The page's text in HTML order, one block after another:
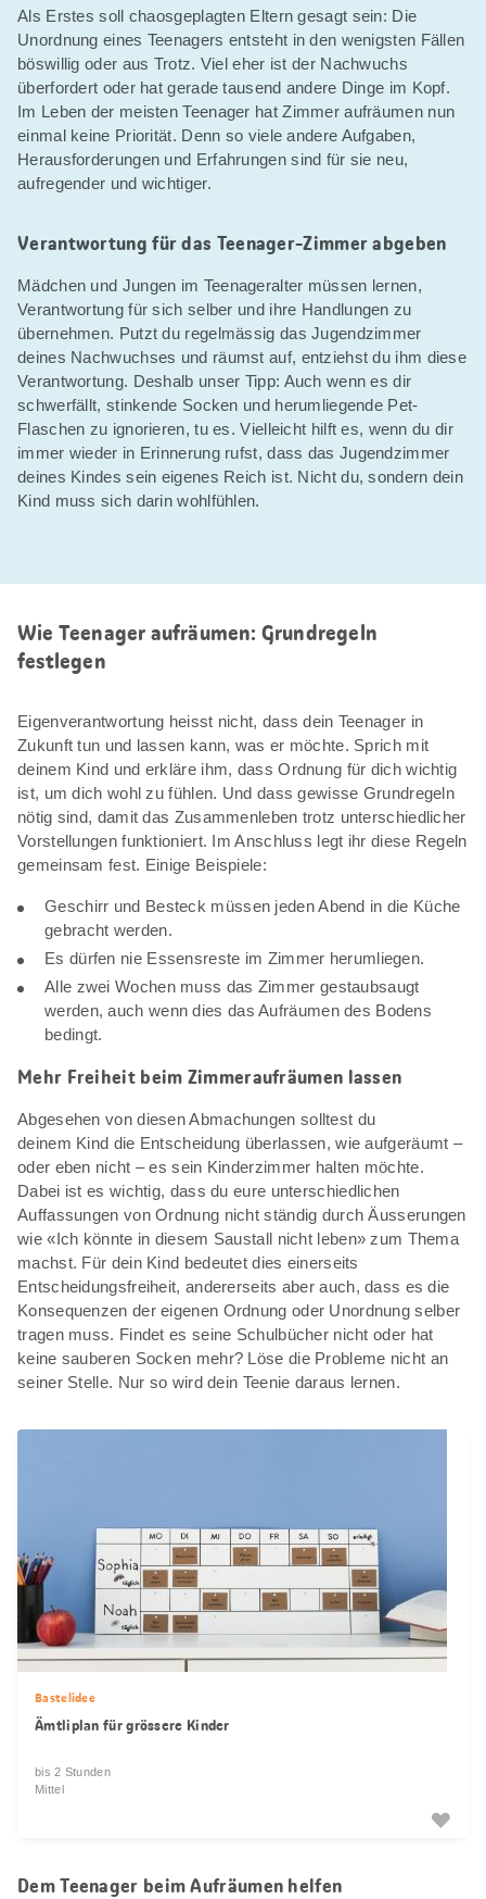
Als Erstes soll chaosgeplagten Eltern gesagt sein: Die
Unordnung eines Teenagers entsteht in den wenigsten Fällen
böswillig oder aus Trotz. Viel eher ist der Nachwuchs
überfordert oder hat gerade tausend andere Dinge im Kopf.
Im Leben der meisten Teenager hat Zimmer aufräumen nun
einmal keine Priorität. Denn so viele andere Aufgaben,
Herausforderungen und Erfahrungen sind für sie neu,
aufregender und wichtiger.
Verantwortung für das Teenager-Zimmer abgeben
Mädchen und Jungen im Teenageralter müssen lernen,
Verantwortung für sich selber und ihre Handlungen zu
übernehmen. Putzt du regelmässig das Jugendzimmer
deines Nachwuchses und räumst auf, entziehst du ihm diese
Verantwortung. Deshalb unser Tipp: Auch wenn es dir
schwerfällt, stinkende Socken und herumliegende Pet-
Flaschen zu ignorieren, tu es. Vielleicht hilft es, wenn du dir
immer wieder in Erinnerung rufst, dass das Jugendzimmer
deines Kindes sein eigenes Reich ist. Nicht du, sondern dein
Kind muss sich darin wohlfühlen.
Wie Teenager aufräumen: Grundregeln
festlegen
Eigenverantwortung heisst nicht, dass dein Teenager in
Zukunft tun und lassen kann, was er möchte. Sprich mit
deinem Kind und erkläre ihm, dass Ordnung für dich wichtig
ist, um dich wohl zu fühlen. Und dass gewisse Grundregeln
nötig sind, damit das Zusammenleben trotz unterschiedlicher
Vorstellungen funktioniert. Im Anschluss legt ihr diese Regeln
gemeinsam fest. Einige Beispiele:
Geschirr und Besteck müssen jeden Abend in die Küche
gebracht werden.
Es dürfen nie Essensreste im Zimmer herumliegen.
Alle zwei Wochen muss das Zimmer gestaubsaugt
werden, auch wenn dies das Aufräumen des Bodens
bedingt.
Mehr Freiheit beim Zimmeraufräumen lassen
Abgesehen von diesen Abmachungen solltest du
deinem Kind die Entscheidung überlassen, wie aufgeräumt –
oder eben nicht – es sein Kinderzimmer halten möchte.
Dabei ist es wichtig, dass du eure unterschiedlichen
Auffassungen von Ordnung nicht ständig durch Äusserungen
wie «Ich könnte in diesem Saustall nicht leben» zum Thema
machst. Für dein Kind bedeutet dies einerseits
Entscheidungsfreiheit, andererseits aber auch, dass es die
Konsequenzen der eigenen Ordnung oder Unordnung selber
tragen muss. Findet es seine Schulbücher nicht oder hat
keine sauberen Socken mehr? Löse die Probleme nicht an
seiner Stelle. Nur so wird dein Teenie daraus lernen.
Bastelidee
Ämtliplan für grössere Kinder
bis 2 Stunden
Mittel
Dem Teenager beim Aufräumen helfen